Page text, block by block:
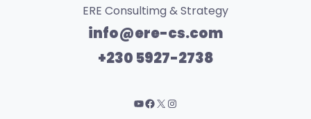
ERE Consultimg & Strategy
info@ere-cs.com
+230 5927-2738